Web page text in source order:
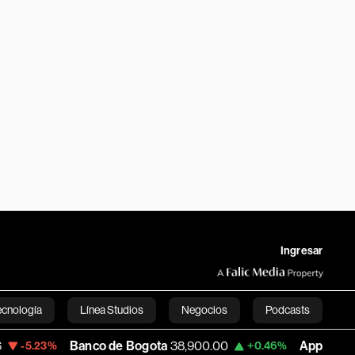
Ingresar
Línea Studios Negocios Podcasts
English
Banco de Bogota 38,900.00 +0.46% Apple 312.53